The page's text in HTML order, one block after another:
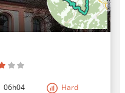
06h04 Hard